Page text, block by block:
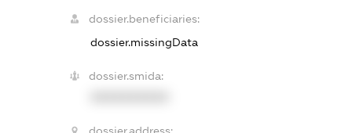
dossier.beneficiaries:
dossier.missingData
dossier.smida: